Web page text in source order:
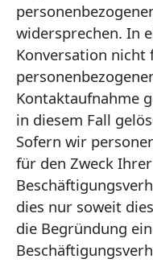
widersprechen. In
Konversation
Kontaktaufnahme
in diesem Fall
Sofern wir
für den Zweck
dies nur soweit
die Begründung